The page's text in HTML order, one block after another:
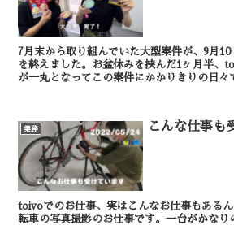
7月末から取り組んでいた大型案件が、9月
を終えました。お盆休みを挟んだ1ヶ月半、
が一丸となってこの案件にかかりきりの日々でした。
業務 こんな仕事も
toivoでのお仕事、実はこんなお仕事もある
転車の写真撮影のお仕事です。一台がかなり